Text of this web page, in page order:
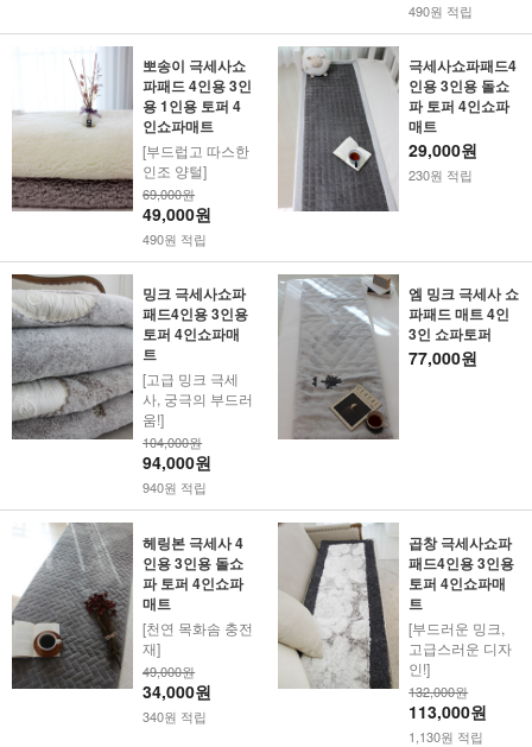
490원 적립
뽀송이 극세사쇼
파패드 4인용 3인
용 1인용 토퍼 4
인쇼파매트
[부드럽고 따스한
인조 양털]
69,000원
49,000원
490원 적립
극세사쇼파패드4
인용 3인용 돌쇼
파 토퍼 4인쇼파
매트
29,000원
230원 적립
밍크 극세사쇼파
패드4인용 3인용
토퍼 4인쇼파매
트
[고급 밍크 극세
사, 궁극의 부드러
움!]
104,000원
94,000원
940원 적립
엠 밍크 극세사 쇼
파패드 매트 4인
3인 쇼파토퍼
77,000원
헤링본 극세사 4
인용 3인용 돌쇼
파 토퍼 4인쇼파
매트
[천연 목화솜 충전
재]
49,000원
34,000원
340원 적립
곱창 극세사쇼파
패드4인용 3인용
토퍼 4인쇼파매
트
[부드러운 밍크,
고급스러운 디자
인!]
132,000원
113,000원
1,130원 적립